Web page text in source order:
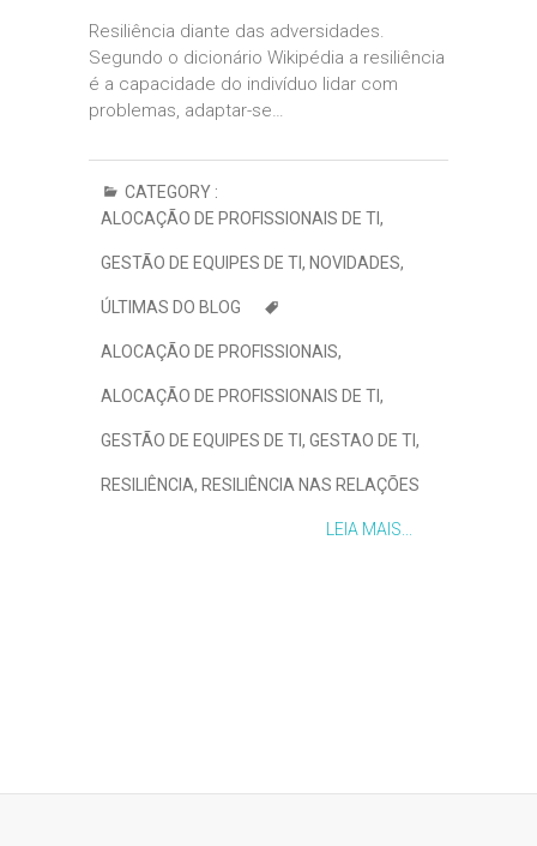
Resiliência diante das adversidades.
Segundo o dicionário Wikipédia a resiliência
é a capacidade do indivíduo lidar com
problemas, adaptar-se…
CATEGORY :
ALOCAÇÃO DE PROFISSIONAIS DE TI,
GESTÃO DE EQUIPES DE TI, NOVIDADES,
ÚLTIMAS DO BLOG
ALOCAÇÃO DE PROFISSIONAIS,
ALOCAÇÃO DE PROFISSIONAIS DE TI,
GESTÃO DE EQUIPES DE TI, GESTAO DE TI,
RESILIÊNCIA, RESILIÊNCIA NAS RELAÇÕES
LEIA MAIS...